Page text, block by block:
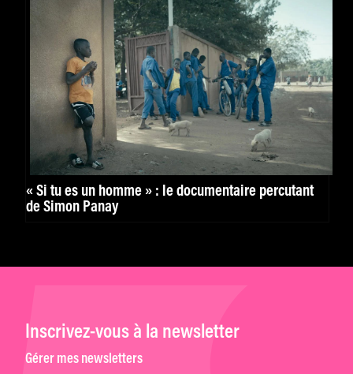
« Si tu es un homme » : le documentaire percutant
de Simon Panay
Inscrivez-vous à la newsletter
Gérer mes newsletters